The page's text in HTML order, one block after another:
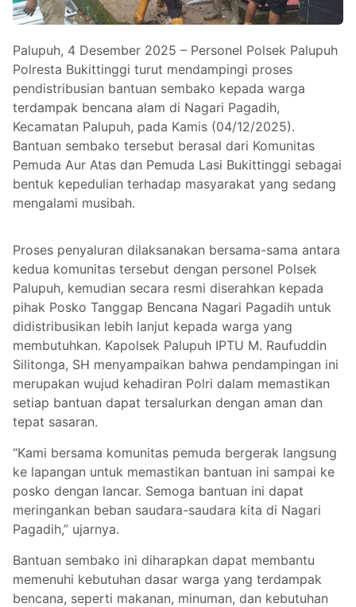
Palupuh, 4 Desember 2025 – Personel Polsek Palupuh
Polresta Bukittinggi turut mendampingi proses
pendistribusian bantuan sembako kepada warga
terdampak bencana alam di Nagari Pagadih,
Kecamatan Palupuh, pada Kamis (04/12/2025).
Bantuan sembako tersebut berasal dari Komunitas
Pemuda Aur Atas dan Pemuda Lasi Bukittinggi sebagai
bentuk kepedulian terhadap masyarakat yang sedang
mengalami musibah.
Proses penyaluran dilaksanakan bersama-sama antara
kedua komunitas tersebut dengan personel Polsek
Palupuh, kemudian secara resmi diserahkan kepada
pihak Posko Tanggap Bencana Nagari Pagadih untuk
didistribusikan lebih lanjut kepada warga yang
membutuhkan. Kapolsek Palupuh IPTU M. Raufuddin
Silitonga, SH menyampaikan bahwa pendampingan ini
merupakan wujud kehadiran Polri dalam memastikan
setiap bantuan dapat tersalurkan dengan aman dan
tepat sasaran.
“Kami bersama komunitas pemuda bergerak langsung
ke lapangan untuk memastikan bantuan ini sampai ke
posko dengan lancar. Semoga bantuan ini dapat
meringankan beban saudara-saudara kita di Nagari
Pagadih,” ujarnya.
Bantuan sembako ini diharapkan dapat membantu
memenuhi kebutuhan dasar warga yang terdampak
bencana, seperti makanan, minuman, dan kebutuhan